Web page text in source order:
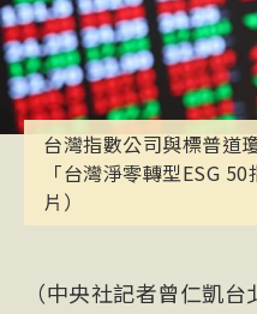
台灣指數公司與標普道
「台灣淨零轉型ESG
片）
（中央社記者曾仁凱